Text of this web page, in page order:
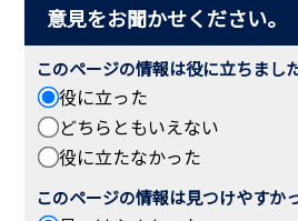
意見をお聞かせください。
このページの情報は役に立ちまし
役に立った
どちらともいえない
役に立たなかった
このページの情報は見つけやすか